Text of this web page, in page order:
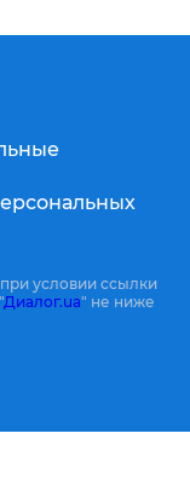
условии ссылки
Диалог.ua" не ниже